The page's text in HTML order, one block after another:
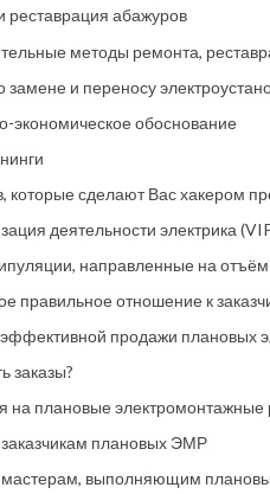
реставрация абажуров
методы ремонта,
замене и переносу
экономическое обоснование
которые сделают Вас хакером
деятельности электрика
направленные на отъём
правильное отношение к
продажи плановых
заказы?
на плановые
плановых ЭМР
мастерам, выполняющим